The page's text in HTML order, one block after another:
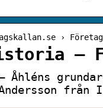
›
–
Åhléns